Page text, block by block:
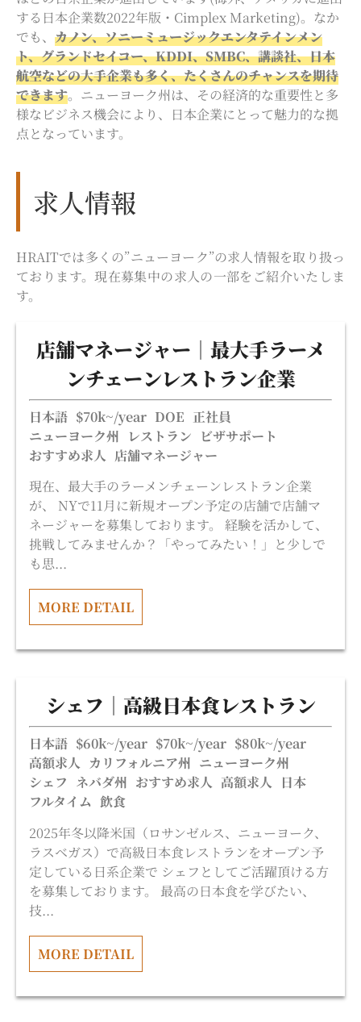
する日本企業数2022年版・Cimplex Marketing)。なか
でも、 カノン、ソニーミュージックエンタテインメン
ト、グランドセイコー、KDDI、SMBC、講談社、日本
航空などの大手企業も多く、たくさんのチャンスを期待
できます。ニューヨーク州は、その経済的な重要性と多
様なビジネス機会により、日本企業にとって魅力的な拠
点となっています。
求人情報
HRAITでは多くの”ニューヨーク”の求人情報を取り扱っ
ております。現在募集中の求人の一部をご紹介いたしま
す。
店舗マネージャー｜最大手ラーメ
ンチェーンレストラン企業
日本語 $70k~/year DOE 正社員
ニューヨーク州
レストラン ビザサポート
おすすめ求人 店舗マネージャー
現在、最大手のラーメンチェーンレストラン企業
が、 NYで11月に新規オープン予定の店舗で店舗マ
ネージャーを募集しております。 経験を活かして、
挑戦してみませんか？「やってみたい！」と少しで
も思...
MORE DETAIL
シェフ｜高級日本食レストラン
日本語 $60k~/year $70k~/year $80k~/year
高額求人 カリフォルニア州 ニューヨーク州
シェフ ネバダ州 おすすめ求人 高額求人 日本
フルタイム 飲食
2025年冬以降米国（ロサンゼルス、ニューヨーク、
ラスベガス）で高級日本食レストランをオープン予
定している日系企業で シェフとしてご活躍頂ける方
を募集しております。 最高の日本食を学びたい、
技...
MORE DETAIL